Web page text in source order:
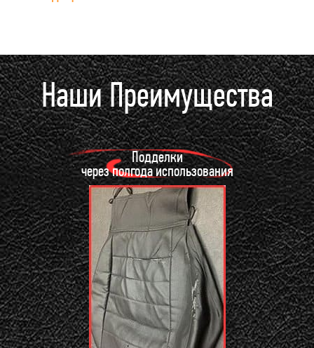
Наши Преимущества
Подделки
через полгода использования